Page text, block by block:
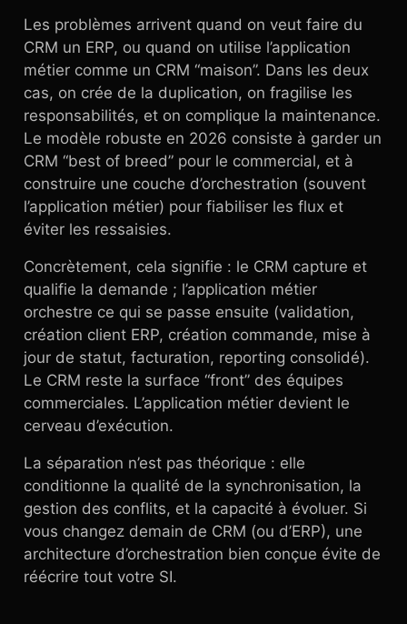
Les problèmes arrivent quand on veut faire du
CRM un ERP, ou quand on utilise l’application
métier comme un CRM “maison”. Dans les deux
cas, on crée de la duplication, on fragilise les
responsabilités, et on complique la maintenance.
Le modèle robuste en 2026 consiste à garder un
CRM “best of breed” pour le commercial, et à
construire une couche d’orchestration (souvent
l’application métier) pour fiabiliser les flux et
éviter les ressaisies.
Concrètement, cela signifie : le CRM capture et
qualifie la demande ; l’application métier
orchestre ce qui se passe ensuite (validation,
création client ERP, création commande, mise à
jour de statut, facturation, reporting consolidé).
Le CRM reste la surface “front” des équipes
commerciales. L’application métier devient le
cerveau d’exécution.
La séparation n’est pas théorique : elle
conditionne la qualité de la synchronisation, la
gestion des conflits, et la capacité à évoluer. Si
vous changez demain de CRM (ou d’ERP), une
architecture d’orchestration bien conçue évite de
réécrire tout votre SI.